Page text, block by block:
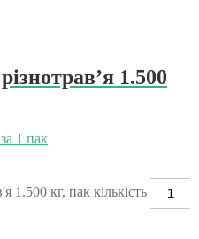
1.500
за 1 пак
1.500 кг, пак кількість